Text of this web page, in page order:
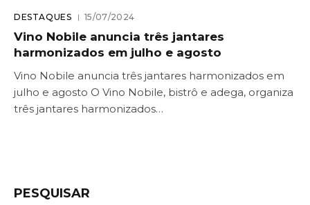
DESTAQUES 15/07/2024
Vino Nobile anuncia três jantares
harmonizados em julho e agosto
Vino Nobile anuncia três jantares harmonizados em
julho e agosto O Vino Nobile, bistrô e adega, organiza
três jantares harmonizados…
PESQUISAR